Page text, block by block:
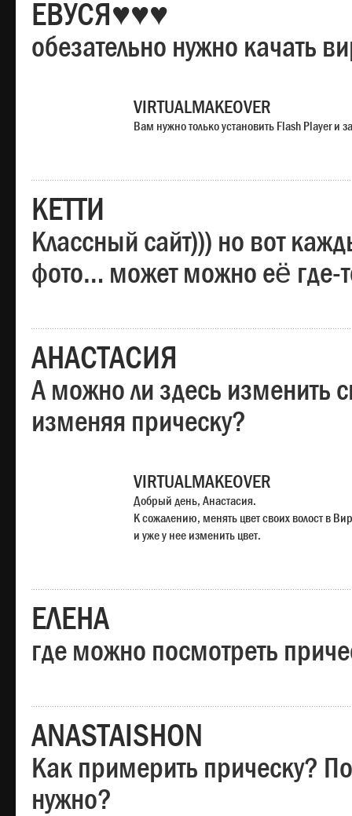
ЕВУСЯ♥♥♥
обезательно нужно качать
VIRTUALMAKEOVER
Вам нужно только установить Flash Player и
КЕТТИ
Классный сайт))) но вот
фото… может можно её где-
АНАСТАСИЯ
А можно ли здесь изменить
изменяя прическу?
VIRTUALMAKEOVER
Добрый день, Анастасия.
К сожалению, менять цвет своих волост в
и уже у нее изменить цвет.
ЕЛЕНА
где можно посмотреть
ANASTAISHON
Как примерить прическу?
нужно?